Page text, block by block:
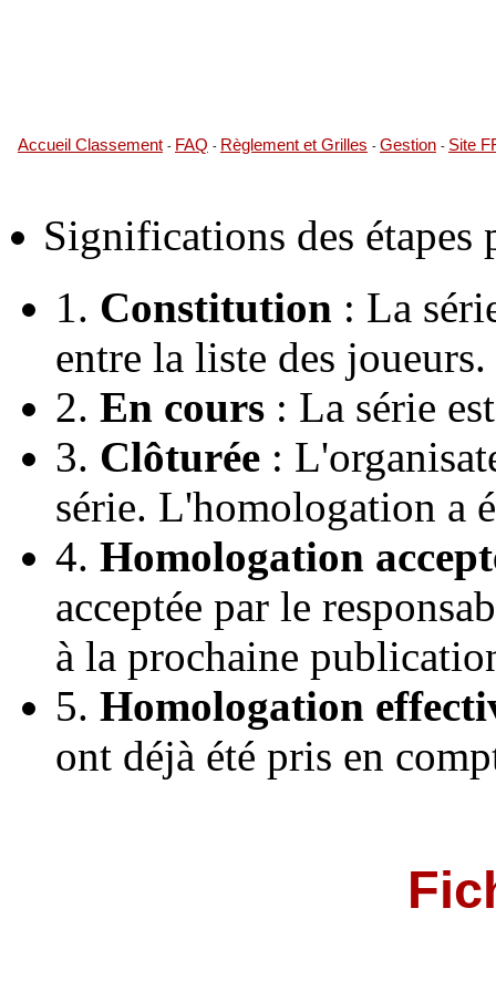
Accueil Classement - FAQ - Règlement et Grilles - Gestion - Site
Significations des
1. Constitution : La
entre la liste des joueurs.
2. En cours : La série
3. Clôturée :
série. L'homologation a
4. Homologation
acceptée par le
à la prochaine
5. Homologation
ont déjà été pris en